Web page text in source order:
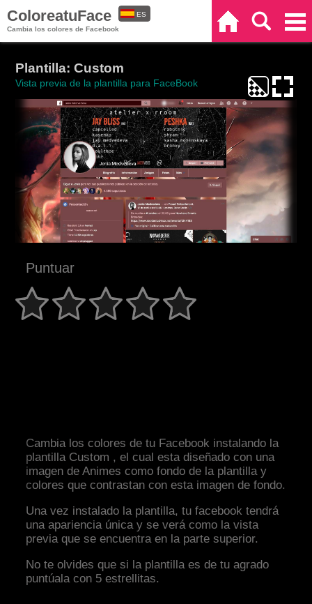
ColoreatuFace
Cambia los colores de Facebook
ES
Plantilla: Custom
Vista previa de la plantilla para FaceBook
Puntuar
Cambia los colores de tu Facebook instalando la
plantilla Custom , el cual esta diseñado con una
imagen de Animes como fondo de la plantilla y
colores que contrastan con esta imagen de fondo.
Una vez instalado la plantilla, tu facebook tendrá
una apariencia única y se verá como la vista
previa que se encuentra en la parte superior.
No te olvides que si la plantilla es de tu agrado
puntúala con 5 estrellitas.